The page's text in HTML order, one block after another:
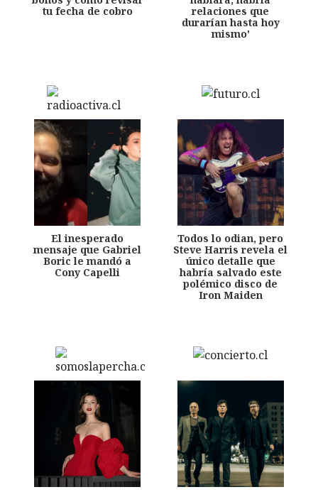
tu fecha de cobro
relaciones que
durarían hasta hoy
mismo'
El inesperado
mensaje que Gabriel
Boric le mandó a
Cony Capelli
Todos lo odian, pero
Steve Harris revela el
único detalle que
habría salvado este
polémico disco de
Iron Maiden